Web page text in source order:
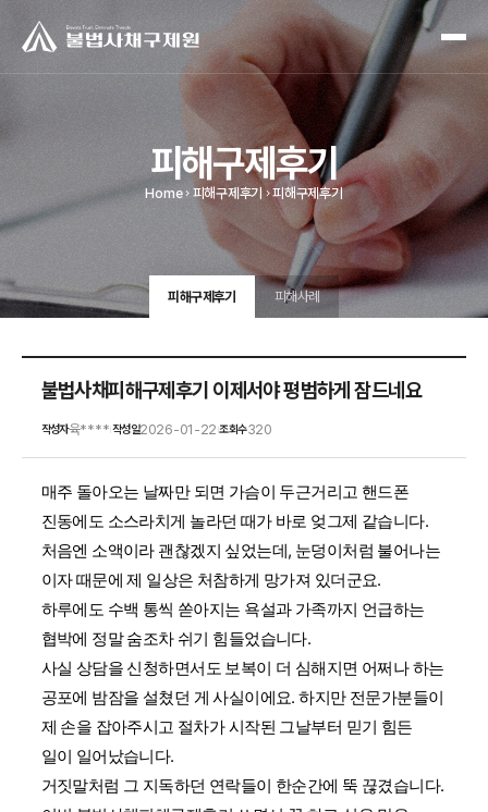
피해구제후기
Home 피해구제후기 피해구제후기
피해구제후기 피해사례
불법사채피해구제후기 이제서야 평범하게 잠드네요
작성자육**** 작성일2026-01-22 |조회수320
매주 돌아오는 날짜만 되면 가슴이 두근거리고 핸드폰
진동에도 소스라치게 놀라던 때가 바로 엊그제 같습니다.
처음엔 소액이라 괜찮겠지 싶었는데, 눈덩이처럼 불어나는
이자 때문에 제 일상은 처참하게 망가져 있더군요.
하루에도 수백 통씩 쏟아지는 욕설과 가족까지 언급하는
협박에 정말 숨조차 쉬기 힘들었습니다.
사실 상담을 신청하면서도 보복이 더 심해지면 어쩌나 하는
공포에 밤잠을 설쳤던 게 사실이에요. 하지만 전문가분들이
제 손을 잡아주시고 절차가 시작된 그날부터 믿기 힘든
일이 일어났습니다.
거짓말처럼 그 지독하던 연락들이 한순간에 뚝 끊겼습니다.